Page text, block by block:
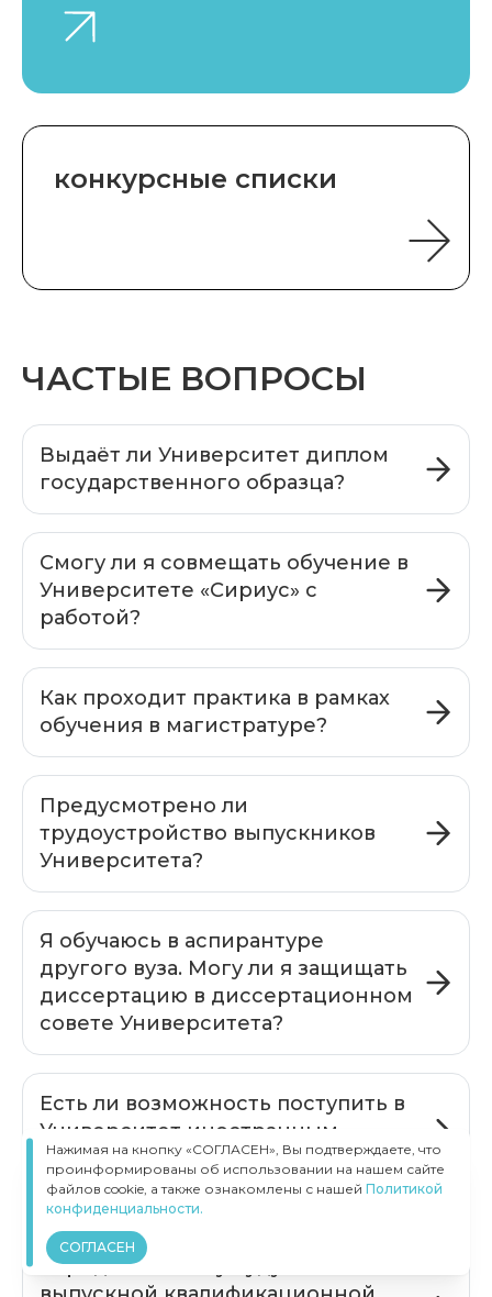
конкурсные списки
ЧАСТЫЕ ВОПРОСЫ
Выдаёт ли Университет диплом
государственного образца?
Смогу ли я совмещать обучение в
Университете «Сириус» с
работой?
Как проходит практика в рамках
обучения в магистратуре?
Предусмотрено ли
трудоустройство выпускников
Университета?
Я обучаюсь в аспирантуре
другого вуза. Могу ли я защищать
диссертацию в диссертационном
совете Университета?
Есть ли возможность поступить в
Университет иностранным
гражданам?
Смогу ли я самостоятельно
определить тему будущей
Нажимая на кнопку «СОГЛАСЕН», Вы подтверждаете, что
проинформированы об использовании на нашем сайте
файлов cookie, а также ознакомлены с нашей Политикой
конфиденциальности.
СОГЛАСЕН